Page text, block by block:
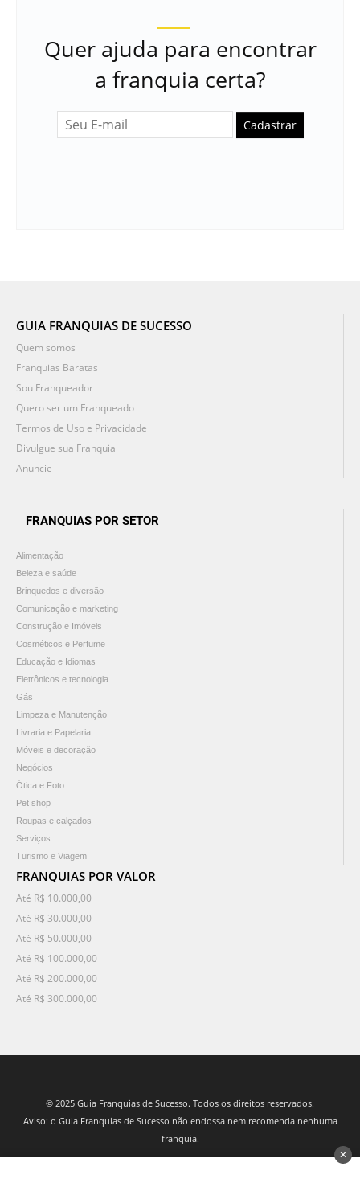
Quer ajuda para encontrar
a franquia certa?
Cadastrar
GUIA FRANQUIAS DE SUCESSO
Quem somos
Franquias Baratas
Sou Franqueador
Quero ser um Franqueado
Termos de Uso e Privacidade
Divulgue sua Franquia
Anuncie
FRANQUIAS POR SETOR
Alimentação
Beleza e saúde
Brinquedos e diversão
Comunicação e marketing
Construção e Imóveis
Cosméticos e Perfume
Educação e Idiomas
Eletrônicos e tecnologia
Gás
Limpeza e Manutenção
Livraria e Papelaria
Móveis e decoração
Negócios
Ótica e Foto
Pet shop
Roupas e calçados
Serviços
Turismo e Viagem
FRANQUIAS POR VALOR
Até R$ 10.000,00
Até R$ 30.000,00
Até R$ 50.000,00
Até R$ 100.000,00
Até R$ 200.000,00
Até R$ 300.000,00
© 2025 Guia Franquias de Sucesso. Todos os direitos reservados.
Aviso: o Guia Franquias de Sucesso não endossa nem recomenda nenhuma
franquia.
✕